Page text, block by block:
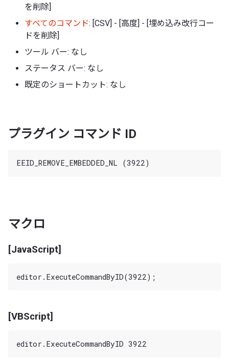
を削除]
すべてのコマンド: [CSV] - [高度] - [埋め込み改行コー
ドを削除]
ツール バー: なし
ステータス バー: なし
既定のショートカット: なし
プラグイン コマンド ID
マクロ
[JavaScript]
[VBScript]